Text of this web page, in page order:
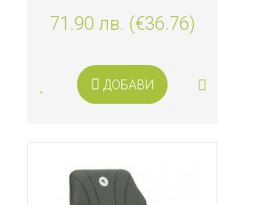
BLUE
71.90 лв. (€36.76)
ДОБАВИ